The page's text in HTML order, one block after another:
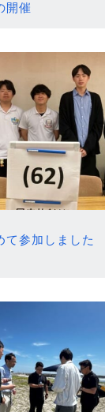
開催
て参加しました